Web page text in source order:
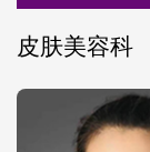
皮肤美容科